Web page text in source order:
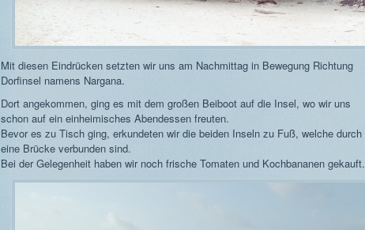
Mit diesen Eindrücken setzten wir uns am Nachmittag in Bewegung Richtung
Dorfinsel namens Nargana.
Dort angekommen, ging es mit dem großen Beiboot auf die Insel, wo wir uns
schon auf ein einheimisches Abendessen freuten.
Bevor es zu Tisch ging, erkundeten wir die beiden Inseln zu Fuß, welche durch
eine Brücke verbunden sind.
Bei der Gelegenheit haben wir noch frische Tomaten und Kochbananen gekauft.